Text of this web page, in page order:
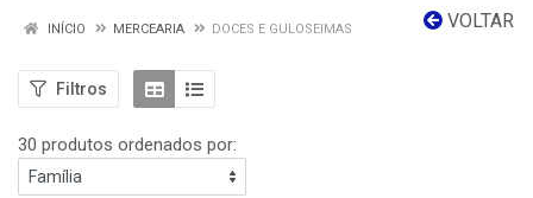
VOLTAR
INÍCIO MERCEARIA DOCES E GULOSEIMAS
Filtros
30 produtos ordenados por: